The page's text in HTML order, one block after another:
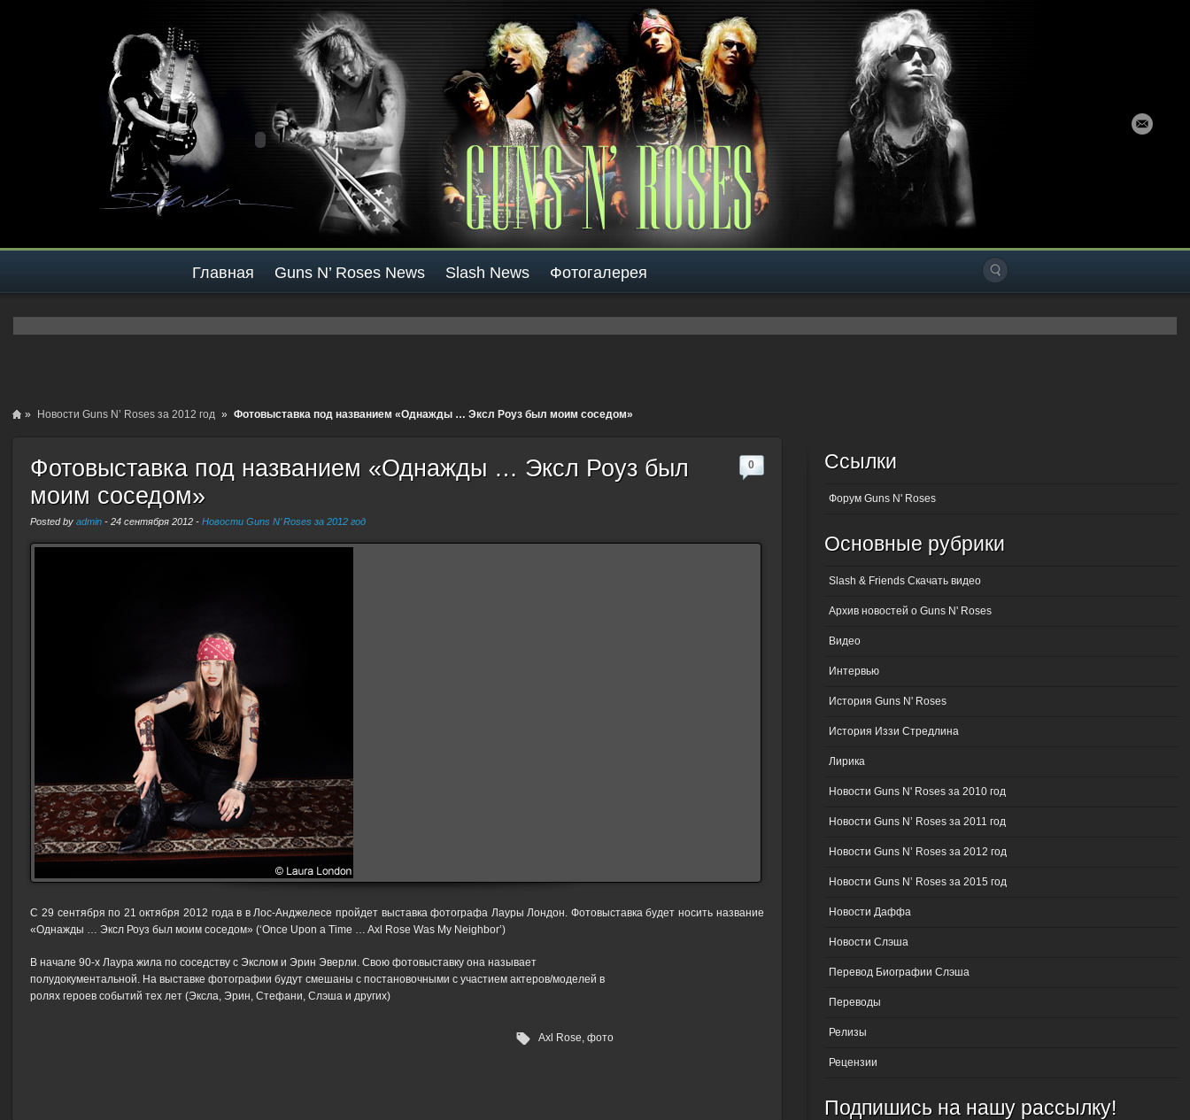
Главная Guns N’ Roses News Slash News Фотогалерея
» Новости Guns N’ Roses за 2012 год » Фотовыставка под названием «Однажды … Эксл Роуз был моим соседом»
Фотовыставка под названием «Однажды … Эксл Роуз был
моим соседом»
Posted byadmin -24 сентября 2012 -Новости Guns N’ Roses за 2012 год
0
С 29 сентября по 21 октября 2012 года в в Лос-Анджелесе пройдет выставка фотографа Лауры Лондон. Фотовыставка будет носить название
«Однажды … Эксл Роуз был моим соседом» (‘Once Upon a Time … Axl Rose Was My Neighbor’)
В начале 90-х Лаура жила по соседству с Экслом и Эрин Эверли. Свою фотовыставку она называет
полудокументальной. На выставке фотографии будут смешаны с постановочными с участием актеров/моделей в
ролях героев событий тех лет (Эксла, Эрин, Стефани, Слэша и других)
Axl Rose фото
Ссылки
Форум Guns N' Roses
Основные рубрики
Slash & Friends Скачать видео
Архив новостей о Guns N' Roses
Видео
Интервью
История Guns N' Roses
История Иззи Стредлина
Лирика
Новости Guns N' Roses за 2010 год
Новости Guns N’ Roses за 2011 год
Новости Guns N’ Roses за 2012 год
Новости Guns N’ Roses за 2015 год
Новости Даффа
Новости Слэша
Перевод Биографии Слэша
Переводы
Релизы
Рецензии
Подпишись на нашу рассылку!